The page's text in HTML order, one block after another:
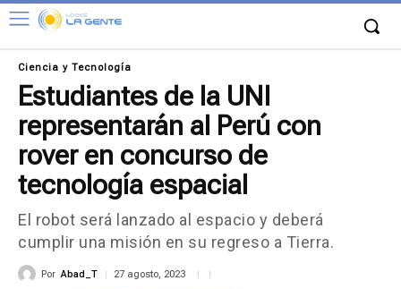
Ciencia y Tecnología
Estudiantes de la UNI
representarán al Perú con
rover en concurso de
tecnología espacial
El robot será lanzado al espacio y deberá
cumplir una misión en su regreso a Tierra.
Por Abad_T 27 agosto, 2023